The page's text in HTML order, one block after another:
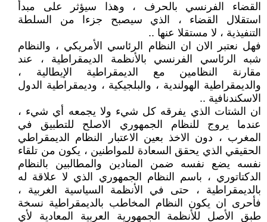
القضاء الفرنسي بالحرف ، وهذا سيؤثر على مبدأ
استقلال القضاء ، الذي سيصبح جزءا من السلطة
التنفيذية ، لا مستقلا عنها ..
فهل نعتبر الان ان النظام الرئاسي الأمريكي ، والنظام
شبه الرئاسي الفرنسي بالأنظمة الديمقراطية ، عند
مقارنة النظامين مع الديمقراطية الإيطالية ،
والديمقراطية الهولندية ، والبلجيكية ، وديمقراطية الدول
الاسكندنافية ..
ان الشتات الذي يفرقه كل شيء ولا يجمعه أي شيء ،
عندما يروج للنظام الجمهوري الاصلح للتطبيق في
المغرب ، دون الاخذ بعين الاعتبار النظام الديمقراطي
الحقيقي الذي يحقق السعادة للمواطنين ، يكون من تلقاء
نفسه يضع نفسه ضمن المنادين والمطالبين بالنظام
الدكتاتوري ، باسم النظام الجمهوري الذي لا علاقة له
بالديمقراطية ، حتى في الأنظمة السياسية الغربية ،
فأحرى ان يكون النظام المخاطب بالديمقراطية نسخة
طبق الأصل للأنظمة الجمهورية العربية المعادية لأي